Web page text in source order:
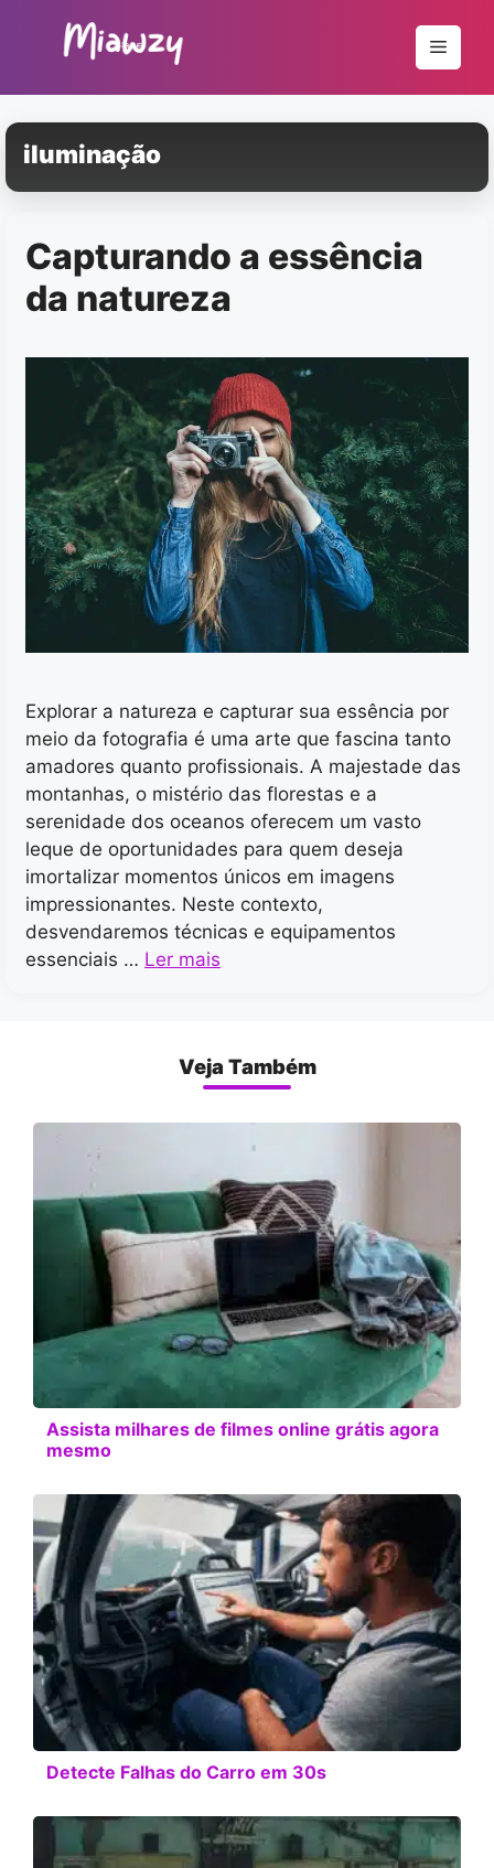
conteúdo
Menu
iluminação
Capturando a essência
da natureza
Explorar a natureza e capturar sua essência por
meio da fotografia é uma arte que fascina tanto
amadores quanto profissionais. A majestade das
montanhas, o mistério das florestas e a
serenidade dos oceanos oferecem um vasto
leque de oportunidades para quem deseja
imortalizar momentos únicos em imagens
impressionantes. Neste contexto,
desvendaremos técnicas e equipamentos
essenciais … Ler mais
Veja Também
Assista milhares de filmes online grátis agora
mesmo
Detecte Falhas do Carro em 30s